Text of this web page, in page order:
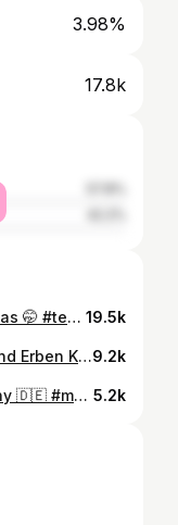
3.98%
17.8k
Who doesn’t like to listen to dramas 🤭 #tennis #tennis#tennisgirl #tennisplayer #sports #sportgirl #atp #wta #fitness #fitnessgirl #healthylifestyle #lifestyle #practice #training #tenniscourt #tennislife #tennislove #tennistime 19.5k
The address: 📍Gebrüder Keller und Erben Klenzestraße 1, 80469 München I guess it became my favourite place 🫣🫶 #munich #weird #art #cafe #crazy9.2k
The most beautiful city in Germany 🇩🇪 #munich #love #cute #beauty #life 5.2k